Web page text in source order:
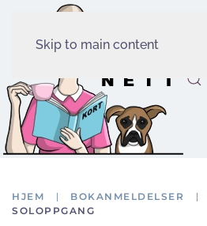
Skip to main content
HJEM BOKANMELDELSER
SOLOPPGANG